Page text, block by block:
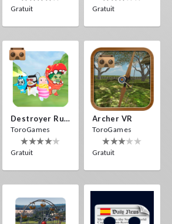
Gratuit Gratuit
Destroyer Run VR
ToroGames
Gratuit
Archer VR
ToroGames
Gratuit